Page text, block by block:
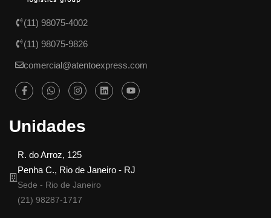
(11) 98075-4002
(11) 98075-9826
comercial@atentoexpress.com
Unidades
R. do Arroz, 125
Penha C., Rio de Janeiro - RJ
Sede - Rio de Janeiro
(21) 98287-1717